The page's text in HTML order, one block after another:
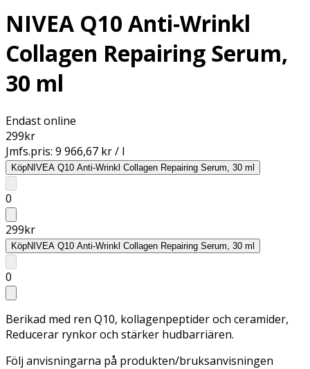
NIVEA Q10 Anti-Wrinkl
Collagen Repairing Serum,
30 ml
Endast online
299kr
Jmfs.pris: 9 966,67 kr / l
KöpNIVEA Q10 Anti-Wrinkl Collagen Repairing Serum, 30 ml
0
299kr
KöpNIVEA Q10 Anti-Wrinkl Collagen Repairing Serum, 30 ml
0
Berikad med ren Q10, kollagenpeptider och ceramider,
Reducerar rynkor och stärker hudbarriären.
Följ anvisningarna på produkten/bruksanvisningen